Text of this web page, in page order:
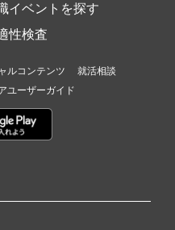
イベントを探す
性検査
ルコンテンツ
就活相談
ユーザーガイド